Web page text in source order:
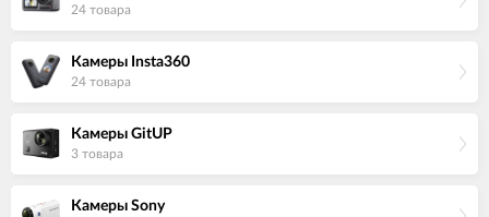
24 товара
Камеры Insta360
24 товара
Камеры GitUP
3 товара
Камеры Sony